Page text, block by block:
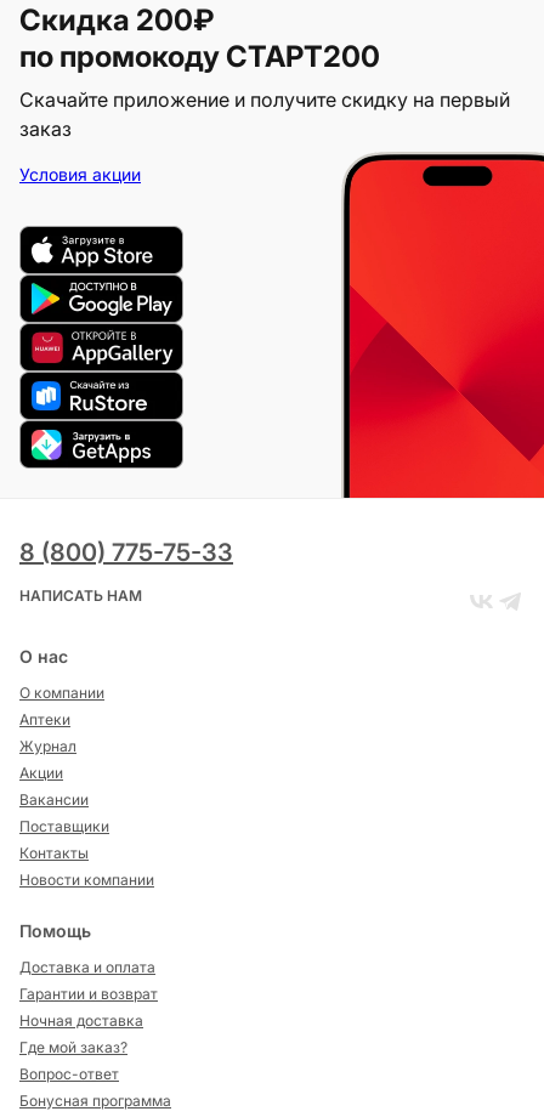
Скидка 200₽
по промокоду СТАРТ200
Скачайте приложение и получите скидку на первый
заказ
Условия акции
8 (800) 775-75-33
НАПИСАТЬ НАМ
О нас
О компании
Аптеки
Журнал
Акции
Вакансии
Поставщики
Контакты
Новости компании
Помощь
Доставка и оплата
Гарантии и возврат
Ночная доставка
Где мой заказ?
Вопрос-ответ
Бонусная программа